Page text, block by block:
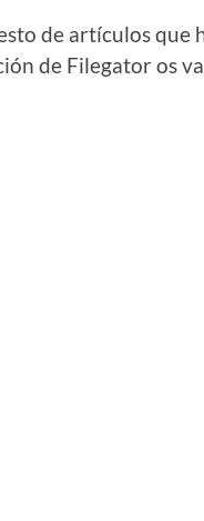
de artículos que
de Filegator os